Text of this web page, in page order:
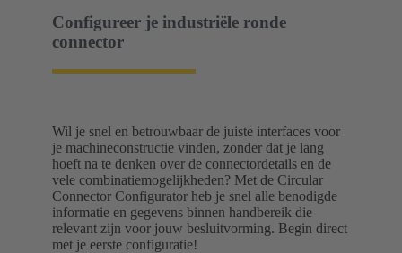
Configureer je industriële ronde
connector
Wil je snel en betrouwbaar de juiste interfaces voor
je machineconstructie vinden, zonder dat je lang
hoeft na te denken over de connectordetails en de
vele combinatiemogelijkheden? Met de Circular
Connector Configurator heb je snel alle benodigde
informatie en gegevens binnen handbereik die
relevant zijn voor jouw besluitvorming. Begin direct
met je eerste configuratie!